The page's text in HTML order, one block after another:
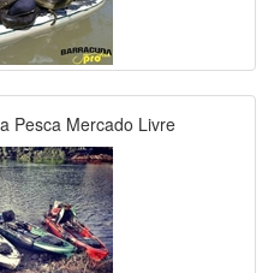
Pesca Mercado Livre